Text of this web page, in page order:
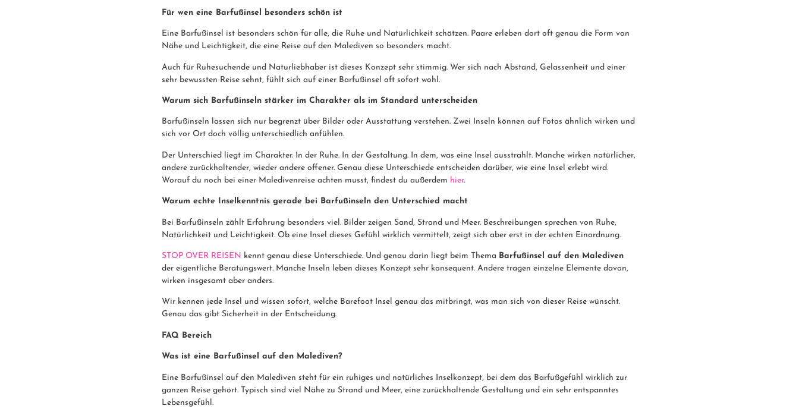
Für wen eine Barfußinsel besonders schön ist
Eine Barfußinsel ist besonders schön für alle, die Ruhe und Natürlichkeit schätzen. Paare erleben dort oft genau die Form von
Nähe und Leichtigkeit, die eine Reise auf den Malediven so besonders macht.
Auch für Ruhesuchende und Naturliebhaber ist dieses Konzept sehr stimmig. Wer sich nach Abstand, Gelassenheit und einer
sehr bewussten Reise sehnt, fühlt sich auf einer Barfußinsel oft sofort wohl.
Warum sich Barfußinseln stärker im Charakter als im Standard unterscheiden
Barfußinseln lassen sich nur begrenzt über Bilder oder Ausstattung verstehen. Zwei Inseln können auf Fotos ähnlich wirken und
sich vor Ort doch völlig unterschiedlich anfühlen.
Der Unterschied liegt im Charakter. In der Ruhe. In der Gestaltung. In dem, was eine Insel ausstrahlt. Manche wirken natürlicher,
andere zurückhaltender, wieder andere offener. Genau diese Unterschiede entscheiden darüber, wie eine Insel erlebt wird.
Worauf du noch bei einer Maledivenreise achten musst, findest du außerdem hier.
Warum echte Inselkenntnis gerade bei Barfußinseln den Unterschied macht
Bei Barfußinseln zählt Erfahrung besonders viel. Bilder zeigen Sand, Strand und Meer. Beschreibungen sprechen von Ruhe,
Natürlichkeit und Leichtigkeit. Ob eine Insel dieses Gefühl wirklich vermittelt, zeigt sich aber erst in der echten Einordnung.
STOP OVER REISEN kennt genau diese Unterschiede. Und genau darin liegt beim Thema Barfußinsel auf den Malediven
der eigentliche Beratungswert. Manche Inseln leben dieses Konzept sehr konsequent. Andere tragen einzelne Elemente davon,
wirken insgesamt aber anders.
Wir kennen jede Insel und wissen sofort, welche Barefoot Insel genau das mitbringt, was man sich von dieser Reise wünscht.
Genau das gibt Sicherheit in der Entscheidung.
FAQ Bereich
Was ist eine Barfußinsel auf den Malediven?
Eine Barfußinsel auf den Malediven steht für ein ruhiges und natürliches Inselkonzept, bei dem das Barfußgefühl wirklich zur
ganzen Reise gehört. Typisch sind viel Nähe zu Strand und Meer, eine zurückhaltende Gestaltung und ein sehr entspanntes
Lebensgefühl.